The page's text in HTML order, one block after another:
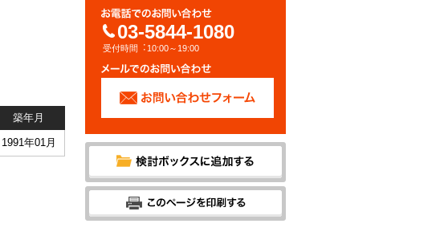
築年月
1991年01月
03-5844-1080
受付時間︓10:00～19:00